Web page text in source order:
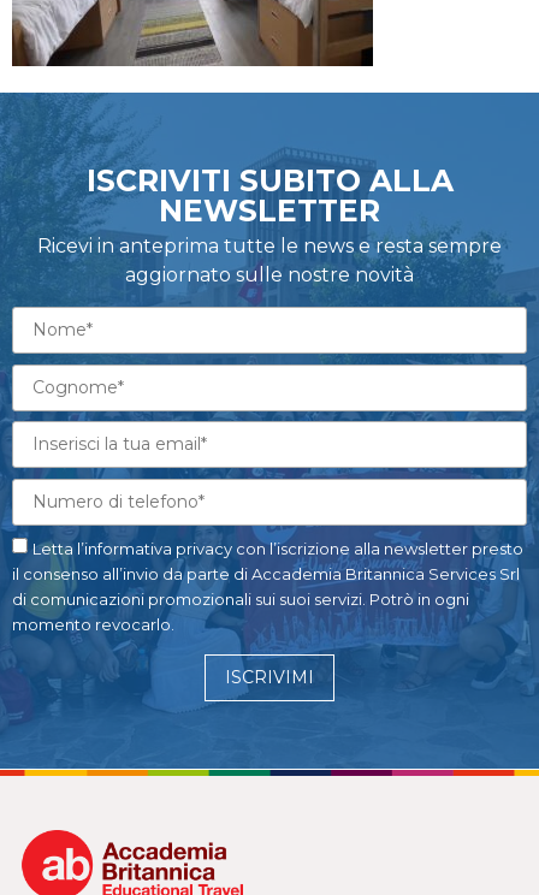
ISCRIVITI SUBITO ALLA
NEWSLETTER
Ricevi in anteprima tutte le news e resta sempre
aggiornato sulle nostre novità
Letta l’informativa privacy con l’iscrizione alla newsletter presto
il consenso all’invio da parte di Accademia Britannica Services Srl
di comunicazioni promozionali sui suoi servizi. Potrò in ogni
momento revocarlo.
ISCRIVIMI